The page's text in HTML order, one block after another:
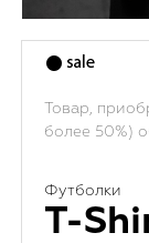
Товар,
более 50%)
Футболки
T-